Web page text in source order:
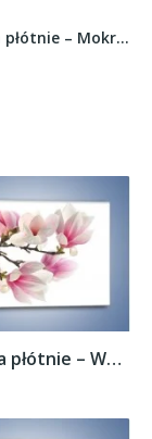
Obraz na płótnie – Mokre kwiaty i kamienie –...
Obraz na płótnie – Wirujące kwiaty...